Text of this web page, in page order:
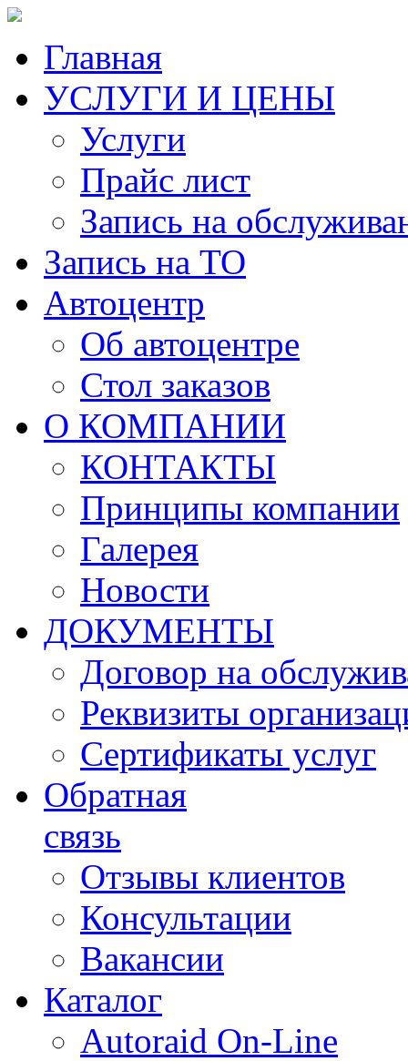
Главная
УСЛУГИ И ЦЕНЫ
Услуги
Прайс лист
Запись на
Запись на ТО
Автоцентр
Об автоцентре
Стол заказов
О КОМПАНИИ
КОНТАКТЫ
Принципы компании
Галерея
Новости
ДОКУМЕНТЫ
Договор на
Реквизиты
Сертификаты услуг
Обратная
связь
Отзывы клиентов
Консультации
Вакансии
Каталог
Autoraid On-Line